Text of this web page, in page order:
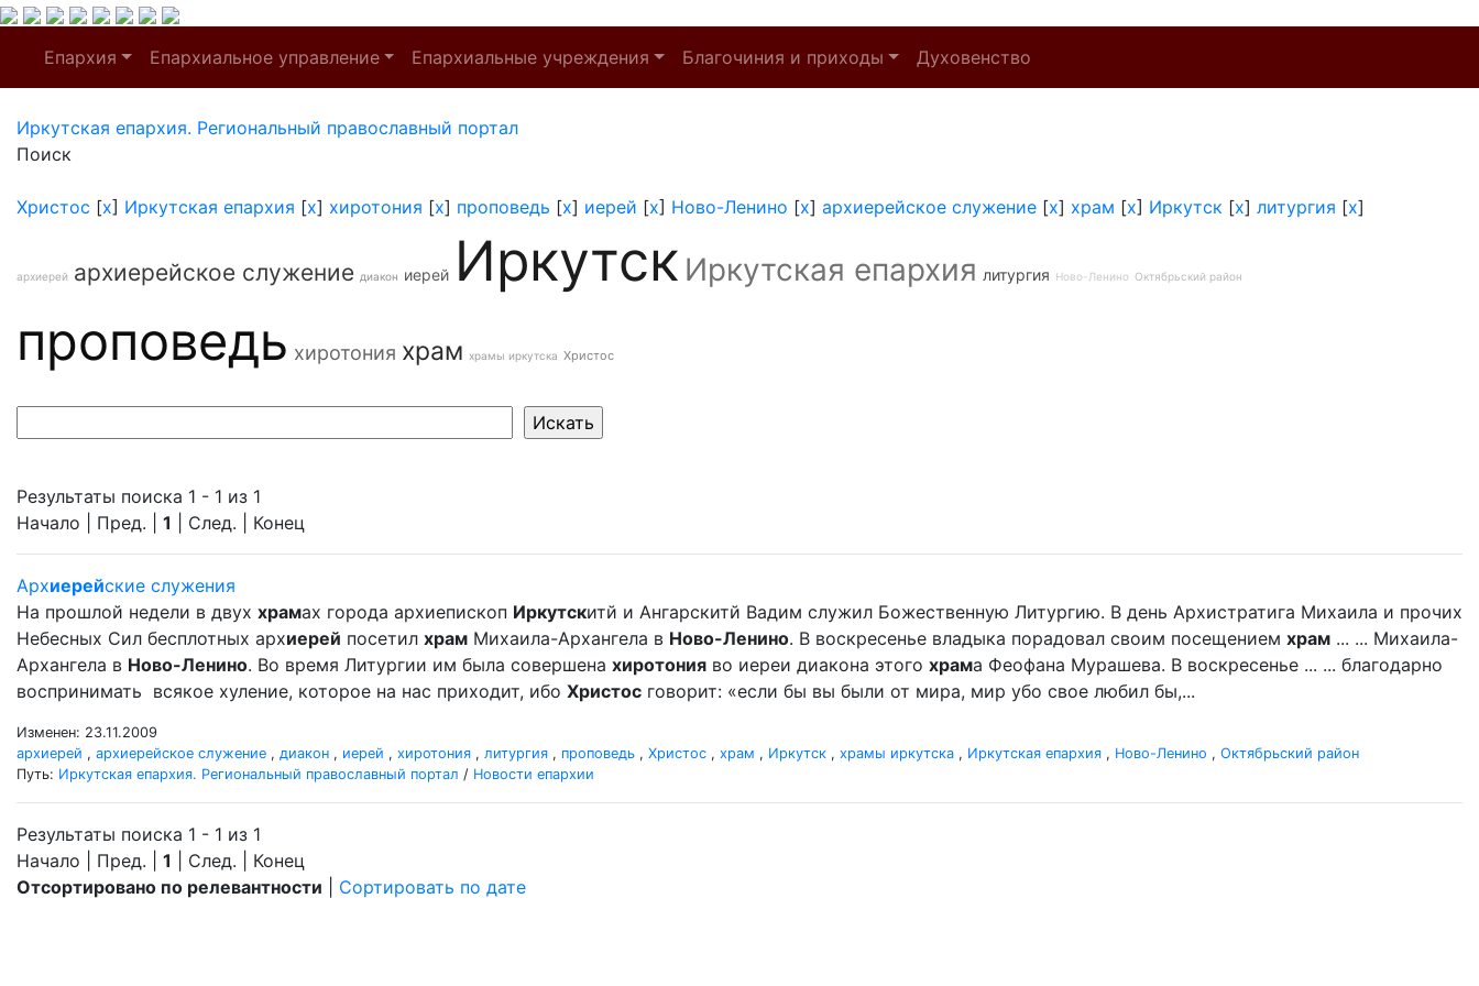
Епархия Епархиальное управление Епархиальные учреждения Благочиния и приходы Духовенство
Иркутская епархия. Региональный православный портал
Поиск
Христос [x] Иркутская епархия [x] хиротония [x] проповедь [x] иерей [x] Ново-Ленино [x] архиерейское служение [x] храм [x] Иркутск [x] литургия [x]
архиерей архиерейское служение диакон иерей Иркутск Иркутская епархия литургия Ново-Ленино Октябрьский район
проповедь хиротония храм храмы иркутска Христос
Результаты поиска 1 - 1 из 1
Начало | Пред. | 1 | След. | Конец
Архиерейские служения
На прошлой недели в двух храмах города архиепископ Иркутскитй и Ангарскитй Вадим служил Божественную Литургию. В день Архистратига Михаила и прочих
Небесных Сил бесплотных архиерей посетил храм Михаила-Архангела в Ново-Ленино. В воскресенье владыка порадовал своим посещением храм ... ... Михаила-
Архангела в Ново-Ленино. Во время Литургии им была совершена хиротония во иереи диакона этого храма Феофана Мурашева. В воскресенье ... ... благодарно
воспринимать всякое хуление, которое на нас приходит, ибо Христос говорит: «если бы вы были от мира, мир убо свое любил бы,...
Изменен: 23.11.2009
архиерей , архиерейское служение , диакон , иерей , хиротония , литургия , проповедь , Христос , храм , Иркутск , храмы иркутска , Иркутская епархия , Ново-Ленино , Октябрьский район
Путь: Иркутская епархия. Региональный православный портал / Новости епархии
Результаты поиска 1 - 1 из 1
Начало | Пред. | 1 | След. | Конец
Отсортировано по релевантности
Сортировать по дате